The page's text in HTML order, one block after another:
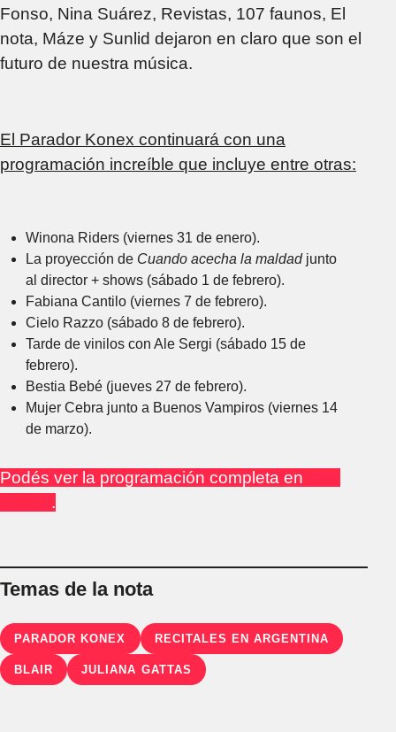
Fonso, Nina Suárez, Revistas, 107 faunos, El
nota, Máze y Sunlid dejaron en claro que son el
futuro de nuestra música.
El Parador Konex continuará con una
programación increíble que incluye entre otras:
Winona Riders (viernes 31 de enero).
La proyección de Cuando acecha la maldadjunto
al director + shows (sábado 1 de febrero).
Fabiana Cantilo (viernes 7 de febrero).
Cielo Razzo (sábado 8 de febrero).
Tarde de vinilos con Ale Sergi (sábado 15 de
febrero).
Bestia Bebé (jueves 27 de febrero).
Mujer Cebra junto a Buenos Vampiros (viernes 14
de marzo).
Podés ver la programación completa en
.
Temas de la nota
PARADOR KONEX RECITALES EN ARGENTINA
BLAIR JULIANA GATTAS